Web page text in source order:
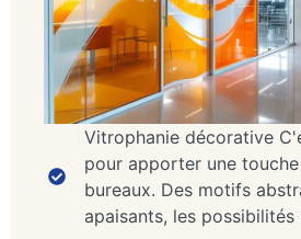
Vitrophanie décorative
pour apporter une
bureaux. Des motifs
apaisants, les possibilités